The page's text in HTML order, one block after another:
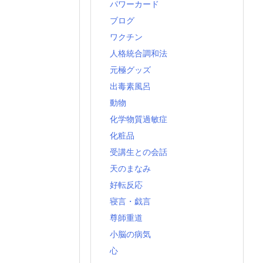
パワーカード
ブログ
ワクチン
人格統合調和法
元極グッズ
出毒素風呂
動物
化学物質過敏症
化粧品
受講生との会話
天のまなみ
好転反応
寝言・戯言
尊師重道
小脳の病気
心